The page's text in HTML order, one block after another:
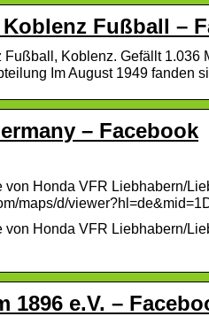
Fußball –
Koblenz. Gefällt 1.036
Im August 1949 fanden
– Facebook
von Honda VFR Liebhabern/
maps/d/
von Honda VFR Liebhabern/
1896 e.V. –